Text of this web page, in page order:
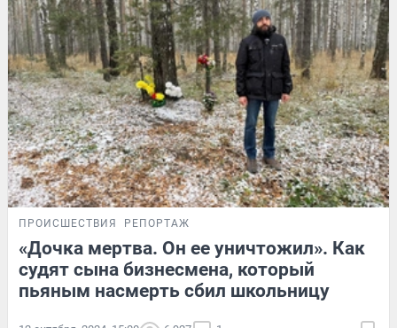
ПРОИСШЕСТВИЯ РЕПОРТАЖ
«Дочка мертва. Он ее уничтожил». Как
судят сына бизнесмена, который
пьяным насмерть сбил школьницу